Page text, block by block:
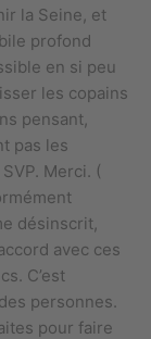
la Seine, et
profond
en si peu
les copains
pensant,
pas les
Merci. (
désinscrit,
avec ces
C’est
personnes.
pour faire